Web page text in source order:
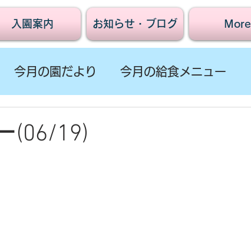
入園案内 お知らせ・ブログ More
今月の園だより 今月の給食メニュー
(06/19)